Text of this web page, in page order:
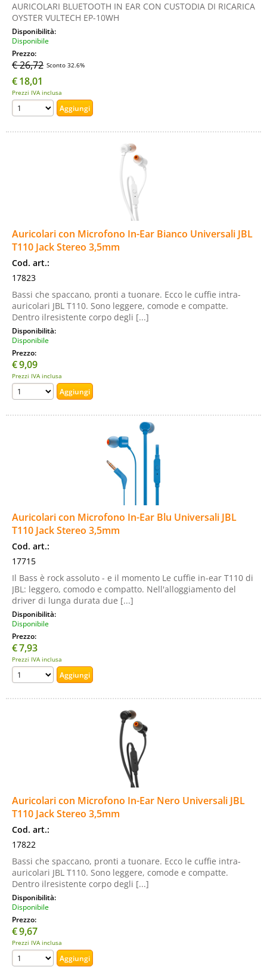
AURICOLARI BLUETOOTH IN EAR CON CUSTODIA DI RICARICA
OYSTER VULTECH EP-10WH
Disponibilità:
Disponibile
Prezzo:
€ 26,72 Sconto 32.6%
€18,01
Prezzi IVA inclusa
Auricolari con Microfono In-Ear Bianco Universali JBL
T110 Jack Stereo 3,5mm
Cod. art.:
17823
Bassi che spaccano, pronti a tuonare. Ecco le cuffie intra-
auricolari JBL T110. Sono leggere, comode e compatte.
Dentro ilresistente corpo degli [...]
Disponibilità:
Disponibile
Prezzo:
€9,09
Prezzi IVA inclusa
Auricolari con Microfono In-Ear Blu Universali JBL
T110 Jack Stereo 3,5mm
Cod. art.:
17715
Il Bass è rock assoluto - e il momento Le cuffie in-ear T110 di
JBL: leggero, comodo e compatto. Nell'alloggiamento del
driver di lunga durata due [...]
Disponibilità:
Disponibile
Prezzo:
€7,93
Prezzi IVA inclusa
Auricolari con Microfono In-Ear Nero Universali JBL
T110 Jack Stereo 3,5mm
Cod. art.:
17822
Bassi che spaccano, pronti a tuonare. Ecco le cuffie intra-
auricolari JBL T110. Sono leggere, comode e compatte.
Dentro ilresistente corpo degli [...]
Disponibilità:
Disponibile
Prezzo:
€9,67
Prezzi IVA inclusa